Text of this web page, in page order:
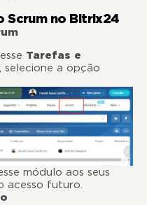
Scrum no Bitrix24
Tarefas e
selecione a opção
módulo aos seus
acesso futuro.